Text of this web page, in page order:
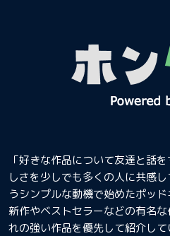
「好きな作品について友達と話
しさを少しでも多くの人に共感
うシンプルな動機で始めたポッ
新作やベストセラーなどの有名
れの強い作品を優先して紹介し